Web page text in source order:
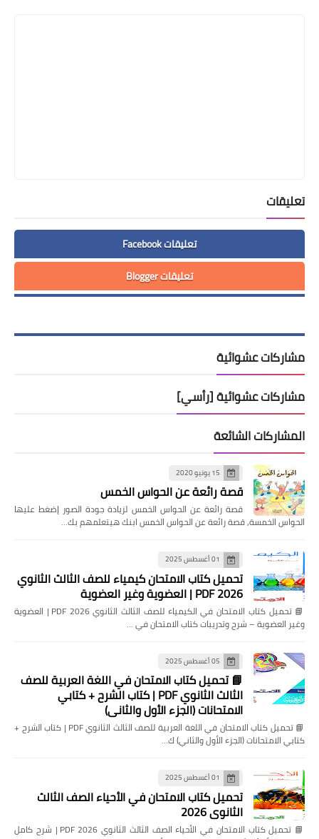
تعليقات
تعليقات Facebook
تعليقات Blogger
مشاركات عشوائية
مشاركات عشوائية [رأسي]
المشاركات الشائعة
15 يونيو 2020
قصة رائعة عن الحواس الخمس
قصة رائعة عن الحواس الخمس لزيادة جودة الصور إضغط عليها
الحواس الخمسة, قصة رائعة عن الحواس الخمس ابنك هيتعلمهم بك…
01 أغسطس 2025
تحميل كتاب الامتحان كيمياء للصف الثالث الثانوي
2026 PDF | العضوية وغير العضوية
📘 تحميل كتاب الامتحان في الكيمياء للصف الثالث الثانوي 2026 PDF | العضوية
وغير العضوية – شرح وتدريبات كتاب الامتحان في …
05 أغسطس 2025
📘 تحميل كتاب الامتحان في اللغة العربية للصف
الثالث الثانوي PDF | كتاب الشرح + كتابي
الامتحانات (الجزء الأول والثاني)
📘 تحميل كتاب الامتحان في اللغة العربية للصف الثالث الثانوي PDF | كتاب الشرح +
كتابي الامتحانات (الجزء الأول والثاني) ك…
01 أغسطس 2025
تحميل كتاب الامتحان في الأحياء الصف الثالث
الثانوي 2026
📘 تحميل كتاب الامتحان في الأحياء الصف الثالث الثانوي 2026 PDF | شرح كامل